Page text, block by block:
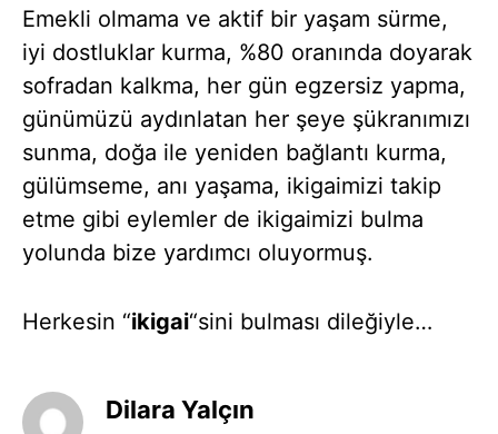
Emekli olmama ve aktif bir yaşam sürme,
iyi dostluklar kurma, %80 oranında doyarak
sofradan kalkma, her gün egzersiz yapma,
günümüzü aydınlatan her şeye şükranımızı
sunma, doğa ile yeniden bağlantı kurma,
gülümseme, anı yaşama, ikigaimizi takip
etme gibi eylemler de ikigaimizi bulma
yolunda bize yardımcı oluyormuş.
Herkesin “ikigai“sini bulması dileğiyle…
Dilara Yalçın